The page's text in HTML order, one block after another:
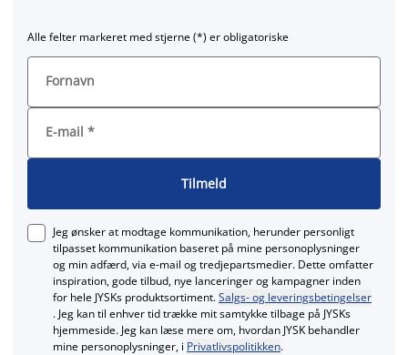
Alle felter markeret med stjerne (*) er obligatoriske
Fornavn
E-mail *
Tilmeld
Jeg ønsker at modtage kommunikation, herunder personligt
tilpasset kommunikation baseret på mine personoplysninger
og min adfærd, via e‑mail og tredjepartsmedier. Dette omfatter
inspiration, gode tilbud, nye lanceringer og kampagner inden
for hele JYSKs produktsortiment.Salgs- og leveringsbetingelser
. Jeg kan til enhver tid trække mit samtykke tilbage på JYSKs
hjemmeside. Jeg kan læse mere om, hvordan JYSK behandler
mine personoplysninger, i Privatlivspolitikken.